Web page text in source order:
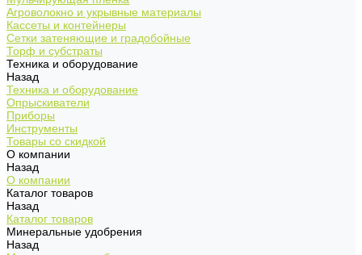
Агроволокно и укрывные материалы
Кассеты и контейнеры
Сетки затеняющие и градобойные
Торф и субстраты
Техника и оборудование
Назад
Техника и оборудование
Опрыскиватели
Приборы
Инструменты
Товары со скидкой
О компании
Назад
О компании
Каталог товаров
Назад
Каталог товаров
Минеральные удобрения
Назад